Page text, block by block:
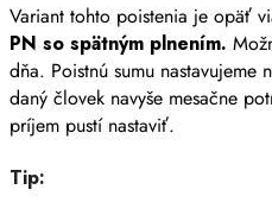
Variant tohto poistenia je opäť
PN so spätným plnením.
dňa. Poistnú sumu
daný človek navyše mesačne
príjem pustí nastaviť.
Tip: